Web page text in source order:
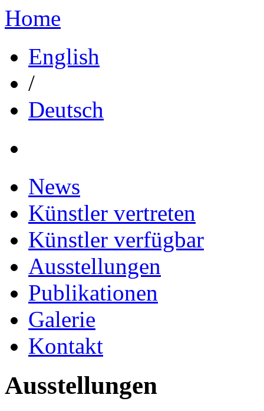
Home
English
/
Deutsch
News
Künstler vertreten
Künstler verfügbar
Ausstellungen
Publikationen
Galerie
Kontakt
Ausstellungen